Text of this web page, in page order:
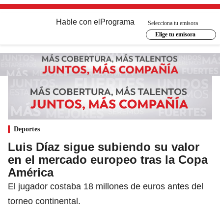
Hable con el Programa
Selecciona tu emisora
Elige tu emisora
Deportes
Luis Díaz sigue subiendo su valor
en el mercado europeo tras la Copa
América
El jugador costaba 18 millones de euros antes del
torneo continental.